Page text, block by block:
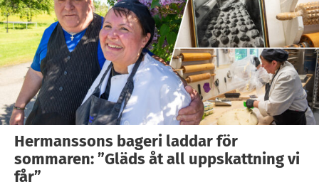
Hermanssons bageri laddar för
sommaren: ”Gläds åt all uppskattning vi
får”